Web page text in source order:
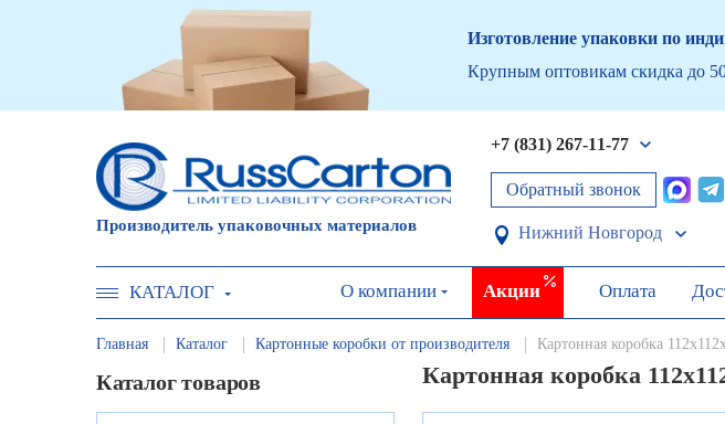
Изготовление упаковки по
Крупным оптовикам скидка до
Производитель упаковочных материалов
+7 (831) 267-11-77
Обратный звонок
Нижний Новгород
КАТАЛОГ О компании Акции Оплата
Главная Каталог Картонные коробки от производителя Картонная коробка
Каталог товаров Картонная коробка